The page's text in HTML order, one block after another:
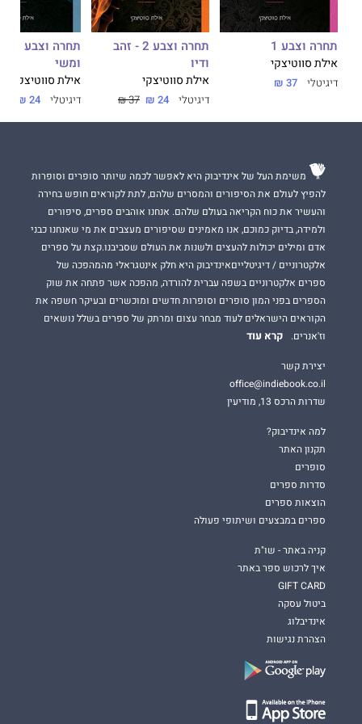
תחרה וצבע 1
אילת סווטיצקי
דיגיטלי 37 ₪
תחרה וצבע 2 - זהב
ודיו
אילת סווטיצקי
דיגיטלי 24 ₪
37 ₪
ומשי
אילת סווטיצקי
דיגיטלי 24 ₪
משימת העל של אינדיבוק היא לאפשר לכמה שיותר סופרים וסופרות
להפיץ לעולם את הסיפורים והמסרים שלהם, לתת לקוראים חופש בחירה
והעשיר את כוח הקריאה בעולם שלהם. אנחנו אוהבים ספרים, סיפורים
ולמידה, בדיוק כמוכם, אנו מאמינים שסיפורים מעצבים את מי שאנחנו כבני
אדם ומילים יכולות להעצים ולשנות את העולם שסביבנו.קצת על ספרים
אלקטרוניים / דיגיטלייםאינדיבוק היא חלק אינטגראלי מהמהפכה של
ספרים אלקטרוניים בשפה עברית להורדה, מהפכה אשר פתחה את שוק
הספרים בפני המון סופרים וסופרות חדשים ומוכשרים ובעיקר חשפה את
הקוראים הישראלים לעוד מבחר עצום ומרתק של ספרים בשלל נושאים
וז'אנרים.
קרא עוד
יצירת קשר
office@indiebook.co.il
שדרות הרכס 13, מודיעין
למה אינדיבוק?
תקנון האתר
סופרים
סדרות ספרים
הוצאות ספרים
ספרים במבצעים ושיתופי פעולה
קניה באתר - שו"ת
איך לרכוש ספר באתר
GIFT CARD
ביטול עסקה
אינדיבלוג
הצהרת נגישות